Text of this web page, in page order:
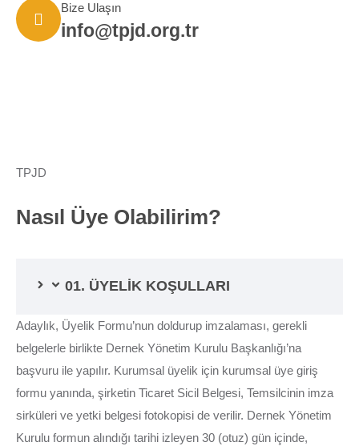
Bize Ulaşın
info@tpjd.org.tr
TPJD
Nasıl Üye Olabilirim?
01. ÜYELİK KOŞULLARI
Adaylık, Üyelik Formu’nun doldurup imzalaması, gerekli
belgelerle birlikte Dernek Yönetim Kurulu Başkanlığı’na
başvuru ile yapılır. Kurumsal üyelik için kurumsal üye giriş
formu yanında, şirketin Ticaret Sicil Belgesi, Temsilcinin imza
sirküleri ve yetki belgesi fotokopisi de verilir. Dernek Yönetim
Kurulu formun alındığı tarihi izleyen 30 (otuz) gün içinde,